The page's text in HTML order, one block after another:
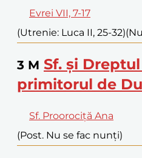
Evrei VII, 7-17
(Utrenie: Luca II, 25-32)
3 M Sf. și
primitorul de
Sf. Proorociță Ana
(Post. Nu se fac nunți)